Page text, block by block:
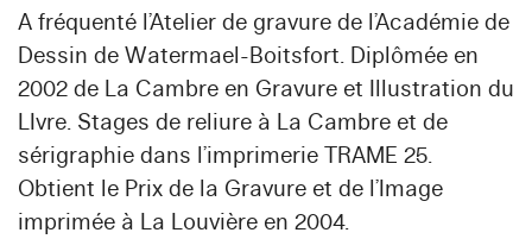
A fréquenté l’Atelier de gravure de l’Académie de
Dessin de Watermael-Boitsfort. Diplômée en
2002 de La Cambre en Gravure et Illustration du
LIvre. Stages de reliure à La Cambre et de
sérigraphie dans l’imprimerie TRAME 25.
Obtient le Prix de la Gravure et de l’Image
imprimée à La Louvière en 2004.